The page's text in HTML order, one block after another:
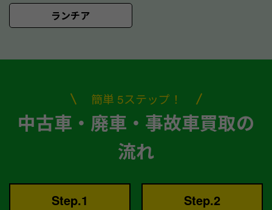
ランチア
簡単 5ステップ！
中古車・廃車・事故車買取の
流れ
Step.1 Step.2